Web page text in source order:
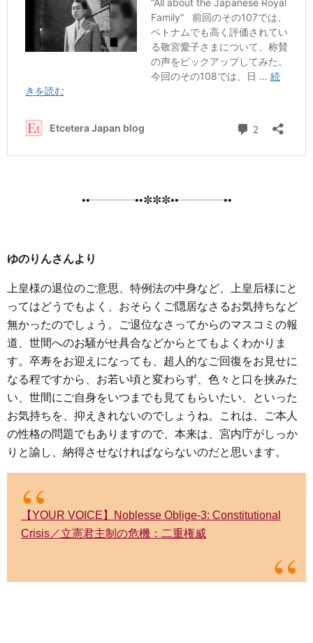
••┈┈┈┈••✼✼✼••┈┈┈┈••
ゆのりんさんより
上皇様の退位のご意思、特例法の中身など、上皇后様にと
ってはどうでもよく、おそらくご隠居なさるお気持ちなど
無かったのでしょう。ご退位なさってからのマスコミの報
道、世間へのお騒がせ具合などからとてもよくわかりま
す。卒寿をお迎えになっても、超人的なご回復をお見せに
なる程ですから、お若い頃と変わらず、色々と口を挟みた
い、世間にご自身をいつまでも見てもらいたい、といった
お気持ちを、抑えきれないのでしょうね。これは、ご本人
の性格の問題でもありますので、本来は、宮内庁がしっか
りと諭し、納得させなければならないのだと思います。
【YOUR VOICE】Noblesse Oblige-3: Constitutional
Crisis／立憲君主制の危機：二重権威